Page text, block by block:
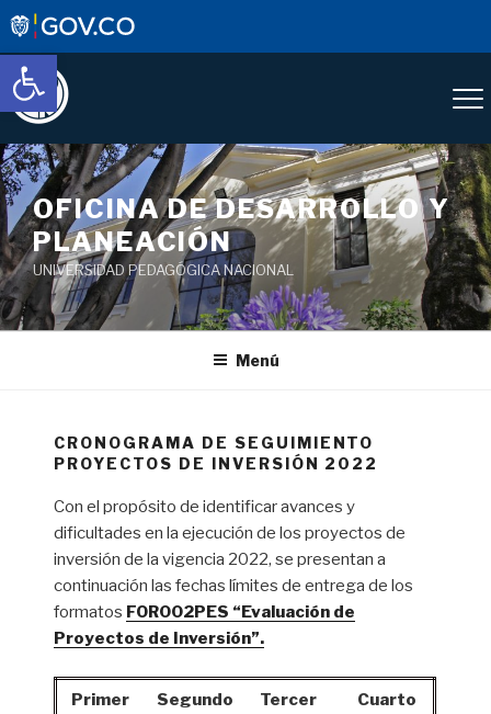
Abrir barra de herramientas
OFICINA DE DESARROLLO Y
PLANEACIÓN
UNIVERSIDAD PEDAGÓGICA NACIONAL
Menú
CRONOGRAMA DE SEGUIMIENTO
PROYECTOS DE INVERSIÓN 2022
Con el propósito de identificar avances y
dificultades en la ejecución de los proyectos de
inversión de la vigencia 2022, se presentan a
continuación las fechas límites de entrega de los
formatos FOR002PES “Evaluación de
Proyectos de Inversión”.
Primer
Segundo
Tercer
Cuarto